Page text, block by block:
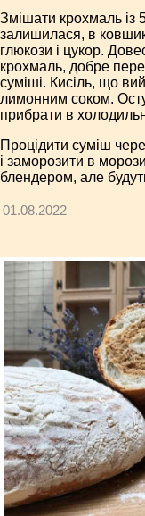
Змішати крохмаль із
залишилася, в
глюкози і цукор.
крохмаль, добре
суміші. Кисіль, що
лимонним соком.
прибрати в
Процідити суміш
і заморозити в
блендером, але
01.08.2022